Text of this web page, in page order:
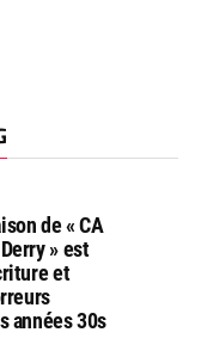
de « CA
» est
et
années 30s